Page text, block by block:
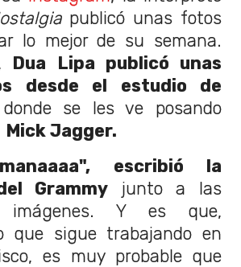
publicó unas fotos
lo mejor de su semana.
Dua Lipa publicó unas
desde el estudio de
se les ve posando
Mick Jagger.
escribió la
Grammy junto a las
imágenes. Y es que,
que sigue trabajando en
es muy probable que